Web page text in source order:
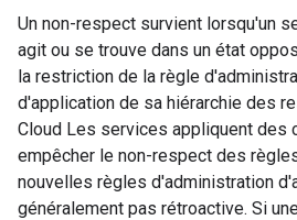
Un non-respect survient lorsqu'un
agit ou se trouve dans un état
la restriction de la règle
d'application de sa hiérarchie des
Cloud Les services appliquent des
empêcher le non-respect des
nouvelles règles d'administration
généralement pas rétroactive. Si